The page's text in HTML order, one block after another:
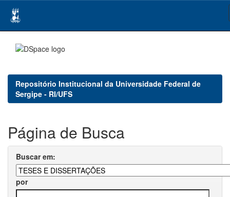
navigation
Repositório Institucional da Universidade Federal de
Sergipe - RI/UFS
Página de Busca
Buscar em:
por